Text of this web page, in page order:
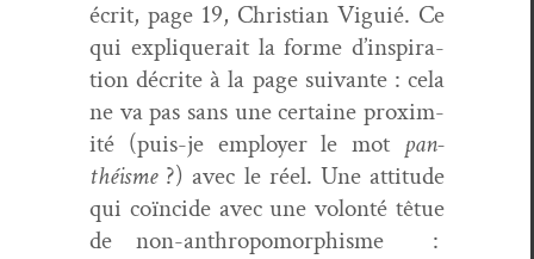
écrit, page 19, Chris­t­ian Vigu­ié. Ce
qui expli­querait la forme d’in­spi­ra­
tion décrite à la page suiv­ante : cela
ne va pas sans une cer­taine prox­im­
ité (puis-je employ­er le mot pan­
théisme?) avec le réel. Une atti­tude
qui coïn­cide avec une volon­té têtue
de non-anthro­po­mor­phisme :